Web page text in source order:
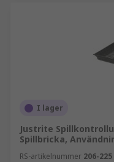
I lager
Justrite
Spillbricka,
RS-artikelnummer 206-225